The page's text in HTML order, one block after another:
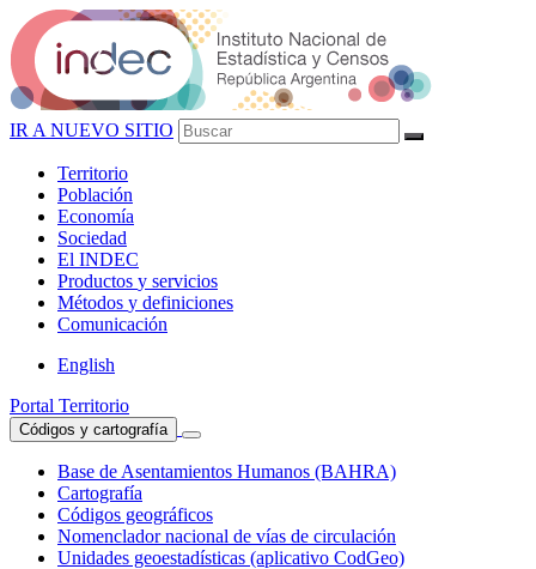
IR A NUEVO SITIO
Territorio
Población
Economía
Sociedad
El INDEC
Productos y servicios
Métodos y definiciones
Comunicación
English
Portal Territorio
Códigos y cartografía
Base de Asentamientos Humanos (BAHRA)
Cartografía
Códigos geográficos
Nomenclador nacional de vías de circulación
Unidades geoestadísticas (aplicativo CodGeo)